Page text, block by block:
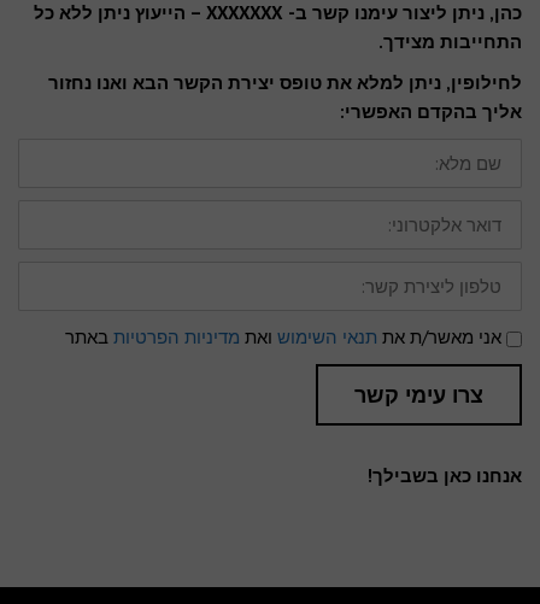
כהן, ניתן ליצור עימנו קשר ב- XXXXXXX – הייעוץ ניתן ללא כל
התחייבות מצידך.
לחילופין, ניתן למלא את טופס יצירת הקשר הבא ואנו נחזור
אליך בהקדם האפשרי:
מלא:
אלקטרוני:
ליצירת
תנאי
שימוש
ומדיניות
פרטיות
אני מאשר/ת את תנאי השימוש ואת מדיניות הפרטיות באתר
צרו עימי קשר
אנחנו כאן בשבילך!